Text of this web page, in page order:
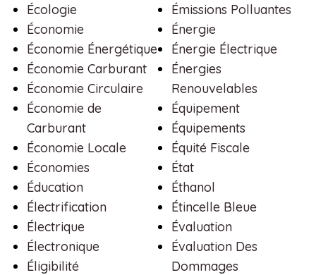
Écologie
Économie
Économie Énergétique
Économie Carburant
Économie Circulaire
Économie de
Carburant
Économie Locale
Économies
Éducation
Électrification
Électrique
Électronique
Éligibilité
Émissions Polluantes
Énergie
Énergie Électrique
Énergies
Renouvelables
Équipement
Équipements
Équité Fiscale
État
Éthanol
Étincelle Bleue
Évaluation
Évaluation Des
Dommages